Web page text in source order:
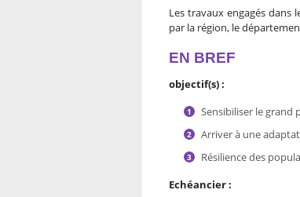
Les travaux engagés dans
par la région, le
EN BREF
objectif(s) :
Sensibiliser le grand
Arriver à une
Résilience des
Echéancier :